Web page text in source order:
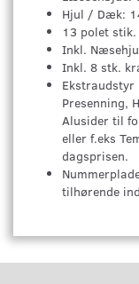
Hjul / Dæk:
13 polet stik.
Inkl.
Inkl. 8 stk.
Ekstraudstyr
Presenning,
Alusider til
eller f.eks
dagsprisen.
tilhørende